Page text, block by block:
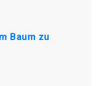
Baum zu